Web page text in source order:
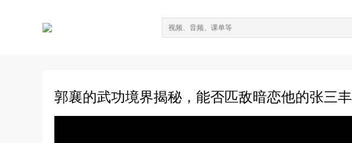
郭襄的武功境界揭秘，能否匹敌暗恋他的张三丰